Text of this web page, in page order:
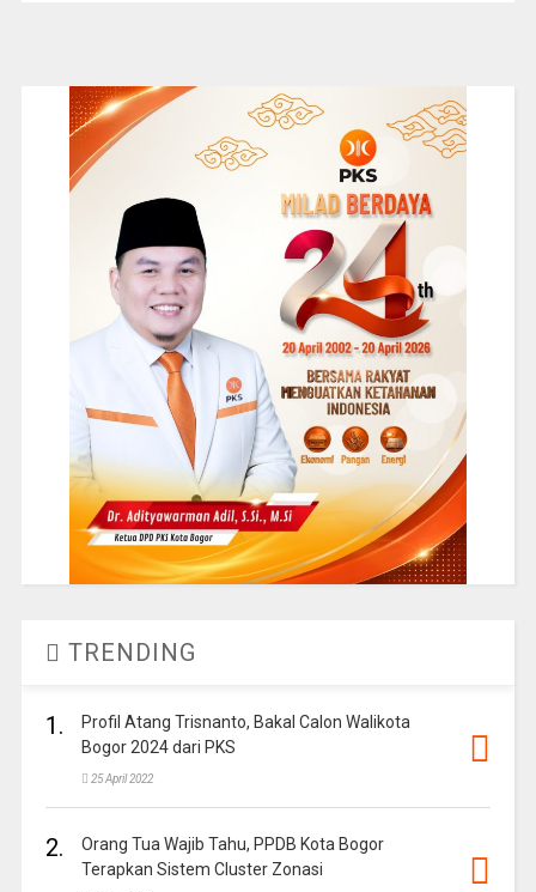
TRENDING
1.
Profil Atang Trisnanto, Bakal Calon Walikota
Bogor 2024 dari PKS
25 April 2022
2.
Orang Tua Wajib Tahu, PPDB Kota Bogor
Terapkan Sistem Cluster Zonasi